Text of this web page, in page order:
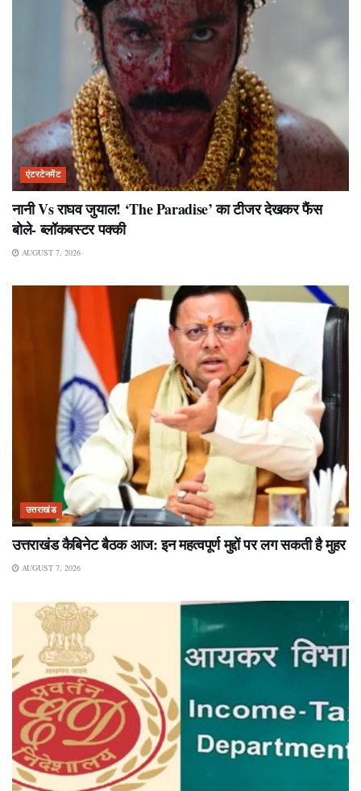
एंटरटेनमेंट
नानी Vs राघव जुयाल! ‘The Paradise’ का टीजर देखकर फैंस
बोले- ब्लॉकबस्टर पक्की
AUGUST 7, 2026
उत्तराखंड
उत्तराखंड कैबिनेट बैठक आज: इन महत्वपूर्ण मुद्दों पर लग सकती है मुहर
AUGUST 7, 2026